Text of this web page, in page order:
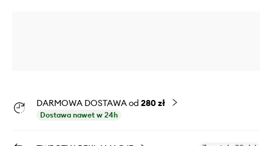
DARMOWA DOSTAWA od 280 zł
Dostawa nawet w 24h